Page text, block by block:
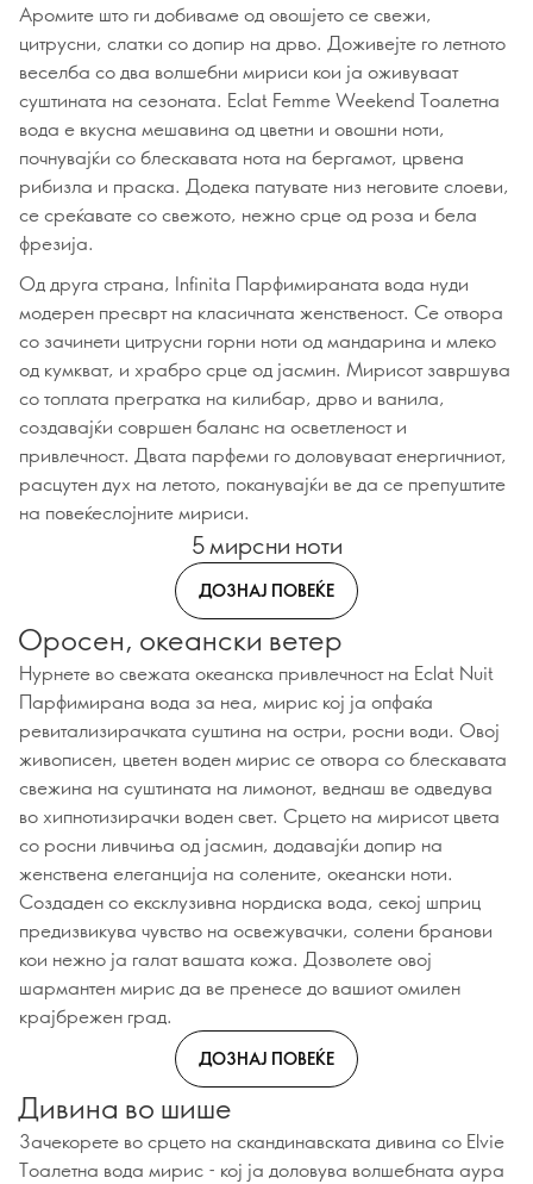
Аромите што ги добиваме од овошјето се свежи,
цитрусни, слатки со допир на дрво. Доживејте го летното
веселба со два волшебни мириси кои ја оживуваат
суштината на сезоната. Eclat Femme Weekend Тоалетна
вода е вкусна мешавина од цветни и овошни ноти,
почнувајќи со блескавата нота на бергамот, црвена
рибизла и праска. Додека патувате низ неговите слоеви,
се среќавате со свежото, нежно срце од роза и бела
фрезија.
Од друга страна, Infinita Парфимираната вода нуди
модерен пресврт на класичната женственост. Се отвора
со зачинети цитрусни горни ноти од мандарина и млеко
од кумкват, и храбро срце од јасмин. Мирисот завршува
со топлата прегратка на килибар, дрво и ванила,
создавајќи совршен баланс на осветленост и
привлечност. Двата парфеми го доловуваат енергичниот,
расцутен дух на летото, поканувајќи ве да се препуштите
на повеќеслојните мириси.
5 мирсни ноти
ДОЗНАЈ ПОВЕЌЕ
Оросен, океански ветер
Нурнете во свежата океанска привлечност на Eclat Nuit
Парфимирана вода за неа, мирис кој ја опфаќа
ревитализирачката суштина на остри, росни води. Овој
живописен, цветен воден мирис се отвора со блескавата
свежина на суштината на лимонот, веднаш ве одведува
во хипнотизирачки воден свет. Срцето на мирисот цвета
со росни ливчиња од јасмин, додавајќи допир на
женствена елеганција на солените, океански ноти.
Создаден со ексклузивна нордиска вода, секој шприц
предизвикува чувство на освежувачки, солени бранови
кои нежно ја галат вашата кожа. Дозволете овој
шармантен мирис да ве пренесе до вашиот омилен
крајбрежен град.
ДОЗНАЈ ПОВЕЌЕ
Дивина во шише
Зачекорете во срцето на скандинавската дивина со Elvie
Тоалетна вода мирис - кој ја доловува волшебната аура